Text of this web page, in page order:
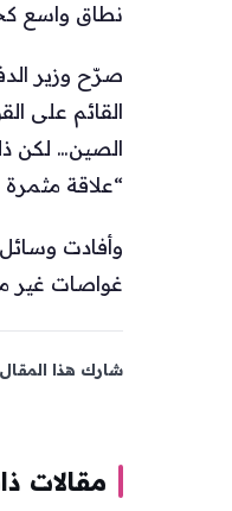
نطاق واسع
صرّح وزير
القائم على
الصين… لكن
“علاقة
وأفادت
غواصات غير
شارك هذا
مقالات